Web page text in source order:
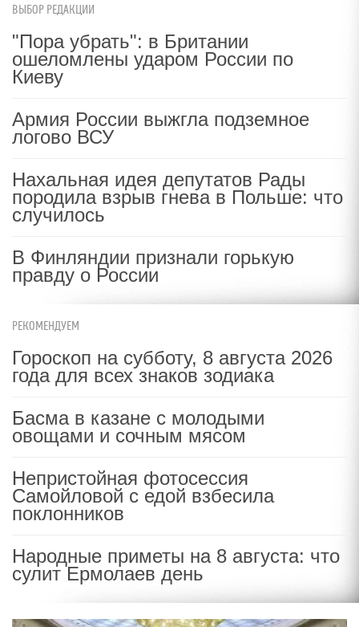
ВЫБОР РЕДАКЦИИ
"Пора убрать": в Британии
ошеломлены ударом России по
Киеву
Армия России выжгла подземное
логово ВСУ
Нахальная идея депутатов Рады
породила взрыв гнева в Польше: что
случилось
В Финляндии признали горькую
правду о России
РЕКОМЕНДУЕМ
Гороскоп на субботу, 8 августа 2026
года для всех знаков зодиака
Басма в казане с молодыми
овощами и сочным мясом
Непристойная фотосессия
Самойловой с едой взбесила
поклонников
Народные приметы на 8 августа: что
сулит Ермолаев день